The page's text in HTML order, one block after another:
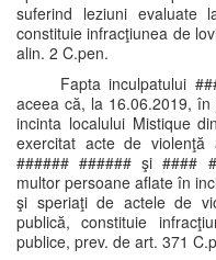
suferind leziuni
constituie infracţiunea de
alin. 2 C.pen.
Fapta inculpatului
aceea că, la 16.06.2019,
incinta localului Mistique
exercitat acte de violenţă
###### ###### şi ####
multor persoane aflate în
şi speriaţi de actele de
publică, constituie
publice, prev. de art. 371